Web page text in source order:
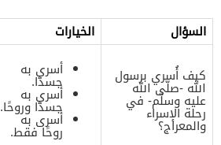
السؤال
الخيارات
كيف أُسري برسول
الله -صلّى الله
عليه وسلّم- في
رحلة الإسراء
والمعراج؟
أسري به
جسدًا.
أسري به
جسدًا وروحًا.
أسرى به
روحًا فقط.